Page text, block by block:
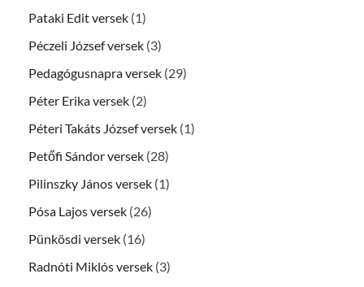
Pataki Edit versek (1)
Péczeli József versek (3)
Pedagógusnapra versek (29)
Péter Erika versek (2)
Péteri Takáts József versek (1)
Petőfi Sándor versek (28)
Pilinszky János versek (1)
Pósa Lajos versek (26)
Pünkösdi versek (16)
Radnóti Miklós versek (3)